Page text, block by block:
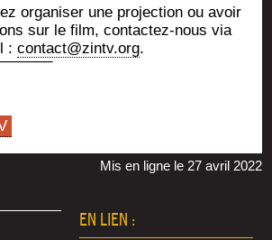
orga­ni­ser une pro­jec­tion ou avoir
sur le film, contac­tez-nous via
:contact@zintv.org.
Mis en ligne le 27 avril 2022
EN LIEN :